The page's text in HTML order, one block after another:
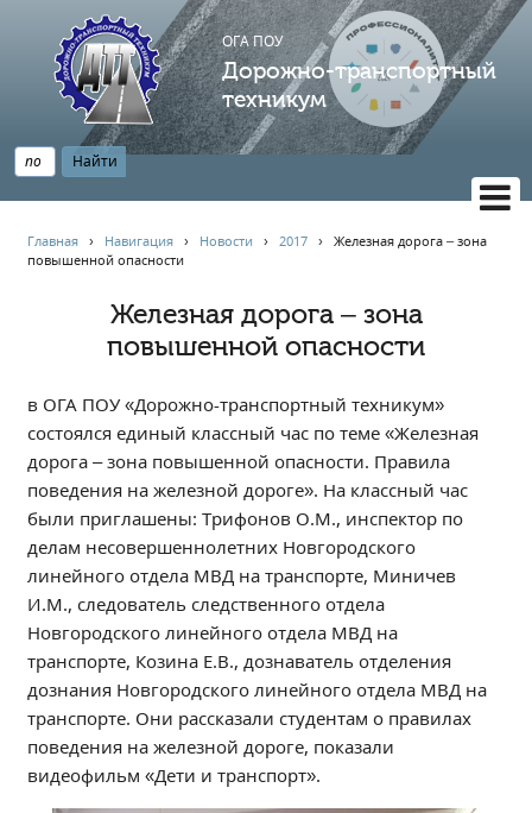
ОГА ПОУ
Дорожно-транспортный
техникум
НАВИГАЦИЯ
Главная
Профессионалитет
Опрос по качеству образования
Новости
Наблюдательный совет
Информация
Независимая оценка качества
Профориентация
Обращения онлайн
Контакты
Региональный центр по профилактике ДДТТ
Учебно-производственный комплекс
Центр карьеры
Противодействие коррупции
Главная › Навигация › Новости ›2017 ›Железная дорога – зона
повышенной опасности
Железная дорога – зона
повышенной опасности
в ОГА ПОУ «Дорожно-транспортный техникум»
состоялся единый классный час по теме «Железная
дорога – зона повышенной опасности. Правила
поведения на железной дороге». На классный час
были приглашены: Трифонов О.М., инспектор по
делам несовершеннолетних Новгородского
линейного отдела МВД на транспорте, Миничев
И.М., следователь следственного отдела
Новгородского линейного отдела МВД на
транспорте, Козина Е.В., дознаватель отделения
дознания Новгородского линейного отдела МВД на
транспорте. Они рассказали студентам о правилах
поведения на железной дороге, показали
видеофильм «Дети и транспорт».